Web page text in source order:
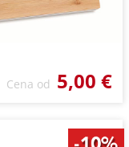
Cena od 5,00 €